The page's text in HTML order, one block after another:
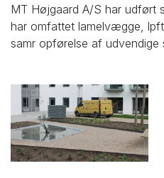
MT Højgaard A/S har udført
har omfattet lamelvægge,
samr opførelse af udvendige